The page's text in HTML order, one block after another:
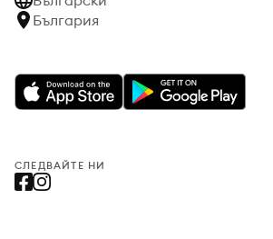
България
СЛЕДВАЙТЕ НИ